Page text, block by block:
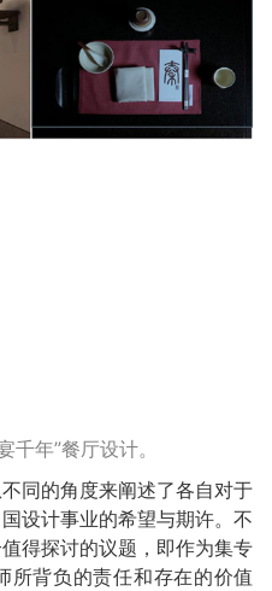
年”餐厅设计。
同的角度来阐述了各自对于
设计事业的希望与期许。不
得探讨的议题，即作为集专
所背负的责任和存在的价值